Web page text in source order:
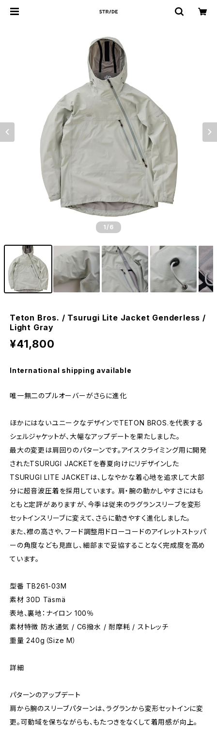
1 /6
Teton Bros. / Tsurugi Lite Jacket Genderless /
Light Gray
¥41,800
International shipping available
唯一無二のプルオーバーがさらに進化
ほかにはないユニークなデザインでTETON BROS.を代表する
シェルジャケットが、大幅なアップデートを果たしました。
最大の変更は肩回りのパターンです。アイスクライミング用に開発
されたTSURUGI JACKETを春夏向けにリデザインした
TSURUGI LITE JACKETは、しなやかな着心地を追求して大部
分に超音波圧着を採用しています。 肩・腕の動かしやすさにはも
ともと定評がありますが、今季は従来のラグランスリーブを変形
セットインスリーブに変えて、さらに動きやすく進化しました。
また、襟の高さや、フード調整用ドローコードのアイレットストッパ
ーの角度なども見直し、細部まで妥協することなく完成度を高め
ています。
型番 TB261-03M
素材 30D Täsmä
表地、裏地：ナイロン 100％
素材特徴 防水通気 / C6撥水 / 耐摩耗 / ストレッチ
重量 240g（Size M）
詳細
パターンのアップデート
肩から腕のスリーブパターンは、ラグランから変形セットインに変
更。可動域を保ちながらも、もたつきをなくして着用感が向上。